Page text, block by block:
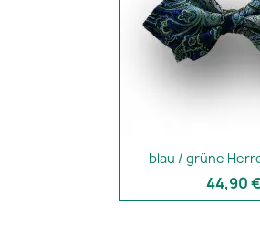
blau / grüne
44,90 €